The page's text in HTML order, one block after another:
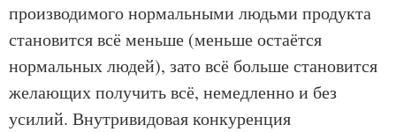
производимого нормальными людьми продукта
становится всё меньше (меньше остаётся
нормальных людей), зато всё больше становится
желающих получить всё, немедленно и без
усилий. Внутривидовая конкуренция